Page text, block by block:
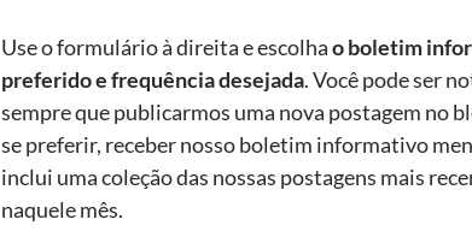
Use o formulário à direita e escolhao boletim
preferido e frequência desejada. Você pode ser
sempre que publicarmos uma nova postagem no
se preferir, receber nosso boletim informativo
inclui uma coleção das nossas postagens mais
naquele mês.